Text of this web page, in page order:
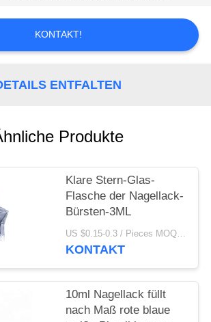
KONTAKT!
ENTFALTEN
Produkte
Klare Stern-Glas-
Flasche der Nagellack-
Bürsten-3ML
US $0.15-0.3 / Pieces MOQ:1000
KONTAKT
10ml Nagellack füllt
nach Maß rote blaue